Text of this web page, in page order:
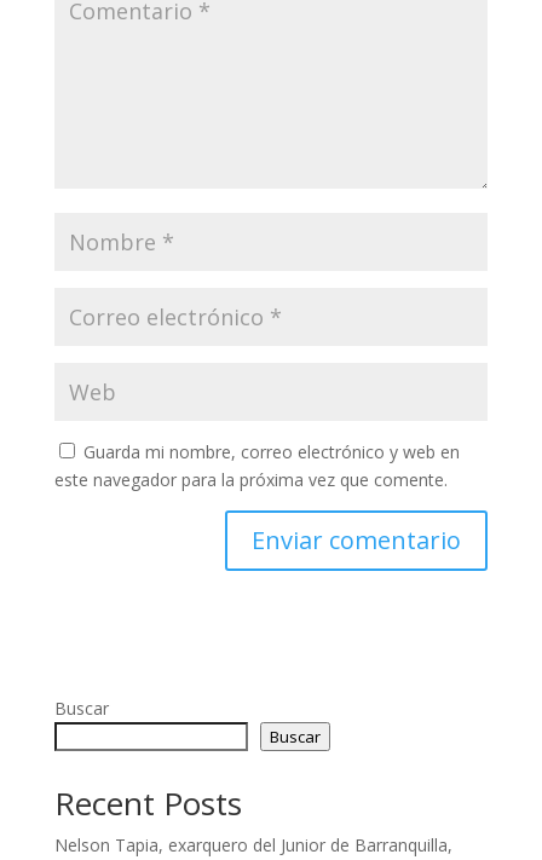
Guarda mi nombre, correo electrónico y web en
este navegador para la próxima vez que comente.
Buscar
Buscar
Recent Posts
Nelson Tapia, exarquero del Junior de Barranquilla,